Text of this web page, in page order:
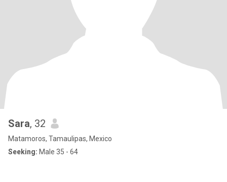
Sara, 32
Matamoros, Tamaulipas, Mexico
Seeking: Male 35 - 64